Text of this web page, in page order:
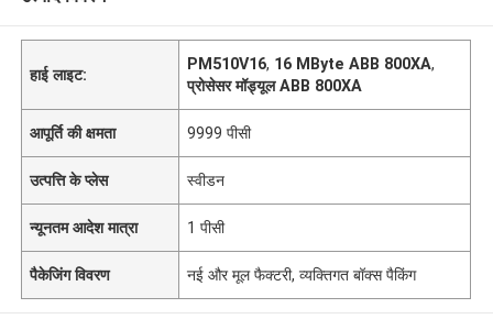
हाई लाइट:
PM510V16, 16 MByte ABB 800XA,
प्रोसेसर मॉड्यूल ABB 800XA
आपूर्ति की क्षमता 9999 पीसी
उत्पत्ति के प्लेस स्वीडन
न्यूनतम आदेश मात्रा 1 पीसी
पैकेजिंग विवरण नई और मूल फैक्टरी, व्यक्तिगत बॉक्स पैकिंग